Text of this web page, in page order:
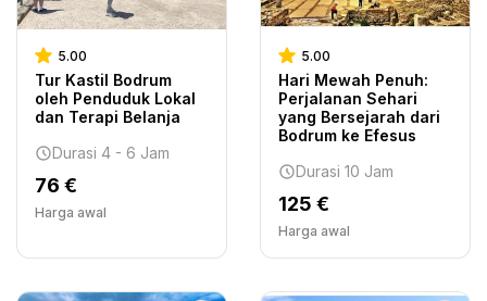
5.00
Tur Kastil Bodrum
oleh Penduduk Lokal
dan Terapi Belanja
Durasi 4 - 6 Jam
76 €
Harga awal
5.00
Hari Mewah Penuh:
Perjalanan Sehari
yang Bersejarah dari
Bodrum ke Efesus
Durasi 10 Jam
125 €
Harga awal